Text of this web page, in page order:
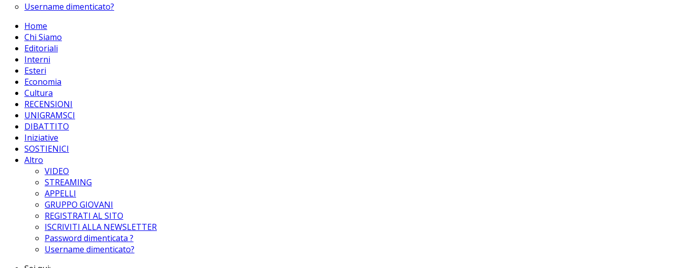
Username dimenticato?
Home
Chi Siamo
Editoriali
Interni
Esteri
Economia
Cultura
RECENSIONI
UNIGRAMSCI
DIBATTITO
Iniziative
SOSTIENICI
Altro
VIDEO
STREAMING
APPELLI
GRUPPO GIOVANI
REGISTRATI AL SITO
ISCRIVITI ALLA NEWSLETTER
Password dimenticata ?
Username dimenticato?